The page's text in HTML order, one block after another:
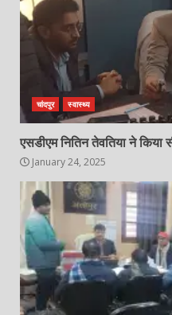
चांदपुर स्वास्थ्य
एसडीएम नितिन तेवतिया ने
January 24, 2025